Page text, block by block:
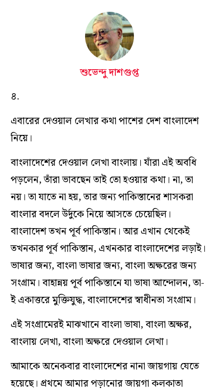
শুভেন্দু দাশগুপ্ত
৪.
এবারের দেওয়াল লেখার কথা পাশের দেশ বাংলাদেশ
নিয়ে।
বাংলাদেশের দেওয়াল লেখা বাংলায়। যাঁরা এই অবধি
পড়লেন, তাঁরা ভাবছেন তাই তো হওয়ার কথা। না, তা
নয়। তা যাতে না হয়, তার জন‌্য পাকিস্তানের শাসকরা
বাংলার বদলে উর্দুকে নিয়ে আসতে চেয়েছিল।
বাংলাদেশ তখন পূর্ব পাকিস্তান। আর এখান থেকেই
তখনকার পূর্ব পাকিস্তান, এখনকার বাংলাদেশের লড়াই।
ভাষার জন‌্য, বাংলা ভাষার জন‌্য, বাংলা অক্ষরের জন‌্য
সংগ্রাম। বাহান্নয় পূর্ব পাকিস্তানে যা ভাষা আন্দোলন, তা-
ই একাত্তরে মুক্তিযুদ্ধ, বাংলাদেশের স্বাধীনতা সংগ্রাম।
এই সংগ্রামেরই মাঝখানে বাংলা ভাষা, বাংলা অক্ষর,
বাংলায় লেখা, বাংলা অক্ষরে দেওয়াল লেখা।
আমাকে অনেকবার বাংলাদেশের নানা জায়গায় যেতে
হয়েছে। প্রথমে আমার পড়ানোর জায়গা কলকাতা